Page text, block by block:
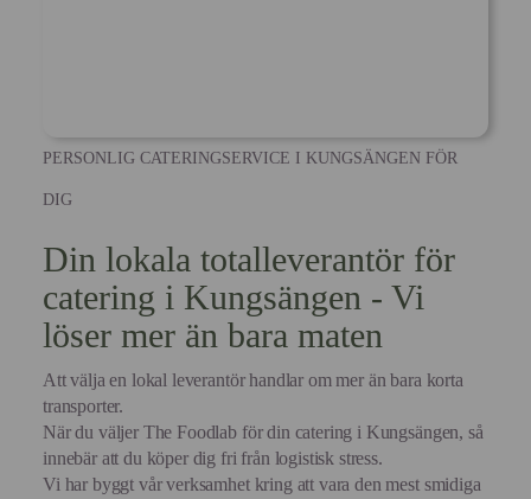
PERSONLIG CATERINGSERVICE I KUNGSÄNGEN FÖR
DIG
Din lokala totalleverantör för
catering i Kungsängen - Vi
löser mer än bara maten
Att välja en lokal leverantör handlar om mer än bara korta
transporter.
När du väljer The Foodlab för din catering i Kungsängen, så
innebär att du köper dig fri från logistisk stress.
Vi har byggt vår verksamhet kring att vara den mest smidiga